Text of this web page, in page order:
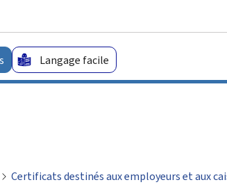
Langage facile
Certificats destinés aux employeurs et aux